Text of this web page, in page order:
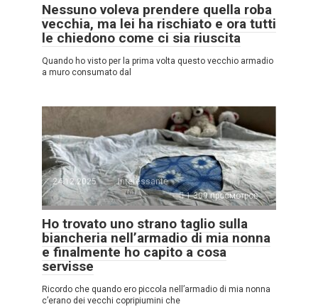
Nessuno voleva prendere quella roba
vecchia, ma lei ha rischiato e ora tutti
le chiedono come ci sia riuscita
Quando ho visto per la prima volta questo vecchio armadio
a muro consumato dal
24.12.2025
Interessante
1.309 просмотров
Ho trovato uno strano taglio sulla
biancheria nell’armadio di mia nonna
e finalmente ho capito a cosa
servisse
Ricordo che quando ero piccola nell’armadio di mia nonna
c’erano dei vecchi copripiumini che